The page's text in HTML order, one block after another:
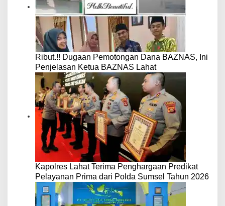
Ribut.!! Dugaan Pemotongan Dana BAZNAS, Ini
Penjelasan Ketua BAZNAS Lahat
Kapolres Lahat Terima Penghargaan Predikat
Pelayanan Prima dari Polda Sumsel Tahun 2026